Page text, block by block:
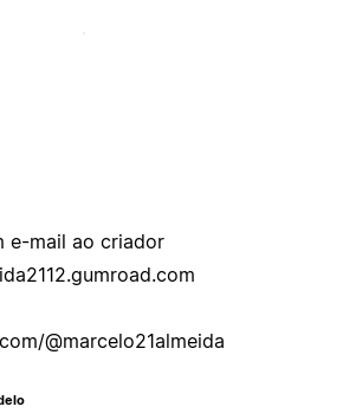
e-mail ao criador
@marcelo21almeida